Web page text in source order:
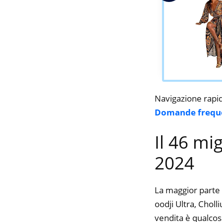
Navigazione
Domande
Il 46
2024
La maggior
oodji Ultra,
vendita è